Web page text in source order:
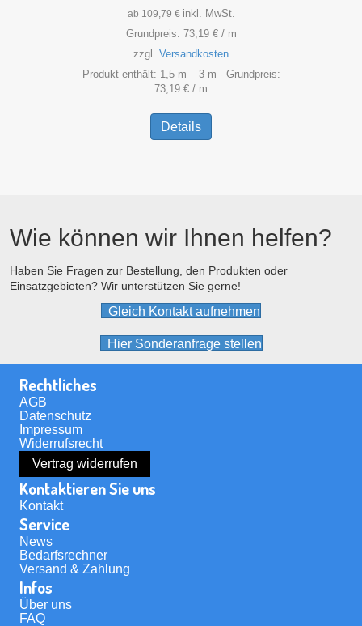
ab 109,79 € inkl. MwSt.
Grundpreis: 73,19 €/ m
zzgl. Versandkosten
Produkt enthält: 1,5 m – 3 m - Grundpreis:
73,19 € / m
Details
weist
können
der
Produktseite
gewählt
werden
Wie können wir Ihnen helfen?
Haben Sie Fragen zur Bestellung, den Produkten oder
Einsatzgebieten? Wir unterstützen Sie gerne!
Gleich Kontakt aufnehmen
Hier Sonderanfrage stellen
Rechtliches
AGB
Datenschutz
Impressum
Widerrufsrecht
Vertrag widerrufen
Kontaktieren Sie uns
Kontakt
Service
News
Bedarfsrechner
Versand & Zahlung
Infos
Über uns
FAQ